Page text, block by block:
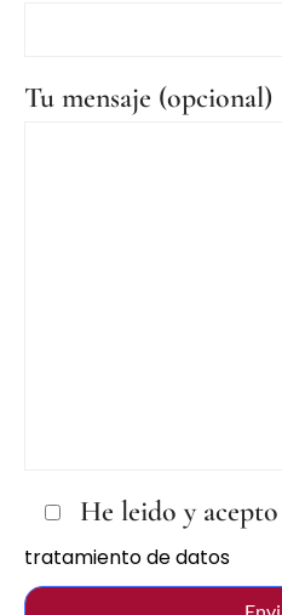
Tu mensaje (opcional)
He leido y acepto
tratamiento de datos